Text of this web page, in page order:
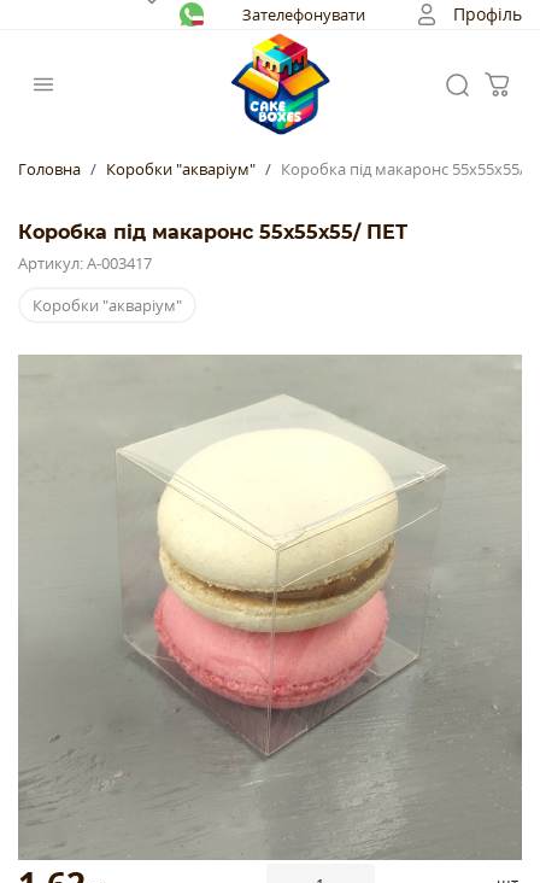
Зателефонувати Профіль
Головна Коробки "акваріум" Коробка під макаронс 55х55х55/
Коробка під макаронс 55х55х55/ ПЕТ
Артикул: А-003417
Коробки "акваріум"